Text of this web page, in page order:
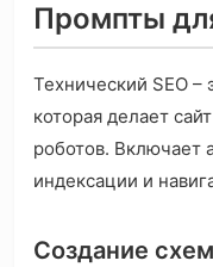
Промпты
Технический SEO –
которая делает
роботов. Включает
индексации и
Создание